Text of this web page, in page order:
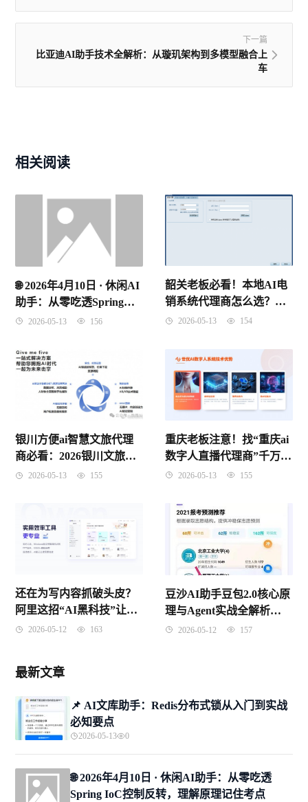
下一篇
比亚迪AI助手技术全解析：从璇玑架构到多模型融合上
车
相关阅读
🌐 2026年4月10日 · 休闲AI
助手：从零吃透Spring
IoC控制反转，理解原理
2026-05-13 156
韶关老板必看！本地AI电
销系统代理商怎么选？别
再被“假智能”割韭菜了！
2026-05-13 154
银川方便ai智慧文旅代理
商必看：2026银川文旅数
字化红利到底怎么抓？
2026-05-13 155
重庆老板注意！找“重庆ai
数字人直播代理商”千万别
只看价格，这3个坑踩了要
2026-05-13 155
还在为写内容抓破头皮？
阿里这招“AI黑科技”让无
数打工人惊掉了下巴
2026-05-12 163
豆沙AI助手豆包2.0核心原
理与Agent实战全解析
（2026年4月版）
2026-05-12 157
最新文章
📌 ​AI文库助手：Redis分布式锁从入门到实战
必知要点
2026-05-13 0
🌐 2026年4月10日 · 休闲AI助手：从零吃透
Spring IoC控制反转，理解原理记住考点